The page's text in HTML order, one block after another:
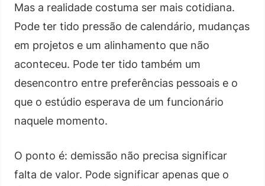
Mas a realidade costuma ser mais cotidiana.
Pode ter tido pressão de calendário, mudanças
em projetos e um alinhamento que não
aconteceu. Pode ter tido também um
desencontro entre preferências pessoais e o
que o estúdio esperava de um funcionário
naquele momento.
O ponto é: demissão não precisa significar
falta de valor. Pode significar apenas que o